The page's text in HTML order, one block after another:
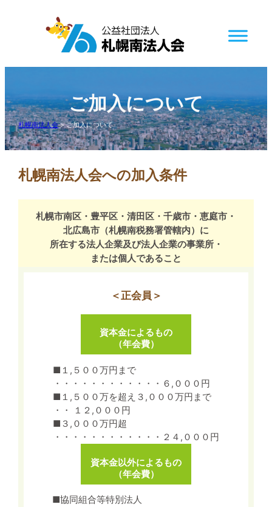
プ
ご加入について
札幌南法人会>ご加入について
札幌南法人会への加入条件
札幌市南区・豊平区・清田区・千歳市・恵庭市・
北広島市（札幌南税務署管轄内）に
所在する法人企業及び法人企業の事業所・
または個人であること
＜正会員＞
資本金によるもの
（年会費）
■１,５００万円まで
・・・・・・・・・・・・６,０００円
■１,５００万を超え３,０００万円まで
・・ １２,０００円
■３,０００万円超
・・・・・・・・・・・・２４,０００円
資本金以外によるもの
（年会費）
■協同組合等特別法人